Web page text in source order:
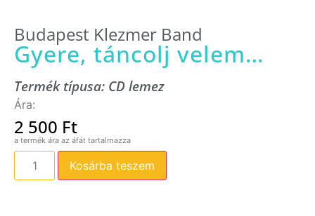
Budapest Klezmer Band
Gyere, táncolj velem…
Termék típusa: CD lemez
2 500 Ft
Kosárba teszem